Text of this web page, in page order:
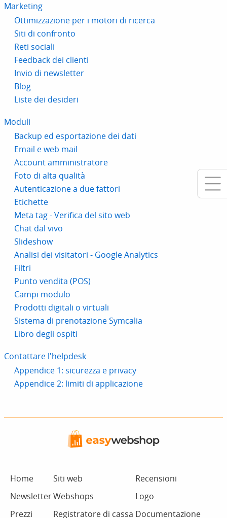
Marketing
Ottimizzazione per i motori di ricerca
Siti di confronto
Reti sociali
Feedback dei clienti
Invio di newsletter
Blog
Liste dei desideri
Moduli
Backup ed esportazione dei dati
Email e web mail
Account amministratore
Foto di alta qualità
Autenticazione a due fattori
Etichette
Meta tag - Verifica del sito web
Chat dal vivo
Slideshow
Analisi dei visitatori - Google Analytics
Filtri
Punto vendita (POS)
Campi modulo
Prodotti digitali o virtuali
Sistema di prenotazione Symcalia
Libro degli ospiti
Contattare l'helpdesk
Appendice 1: sicurezza e privacy
Appendice 2: limiti di applicazione
Home
Newsletter
Prezzi
Siti web
Webshops
Registratore di cassa
Recensioni
Logo
Documentazione